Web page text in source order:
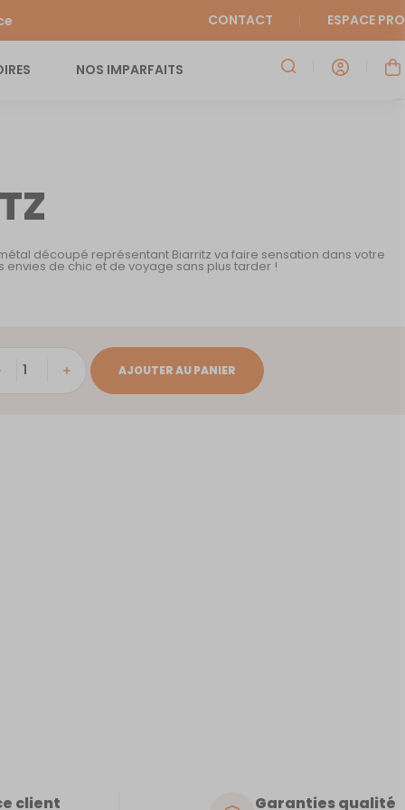
CONTACT ESPACE PRO
NOS IMPARFAITS
découpé représentant Biarritz va faire sensation dans votre
envies de chic et de voyage sans plus tarder !
AJOUTER AU PANIER
client Garanties qualité